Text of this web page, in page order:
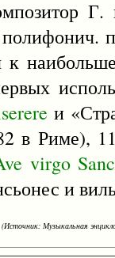
и
в Риме),
virgo
и
(Источник: Музыкальная